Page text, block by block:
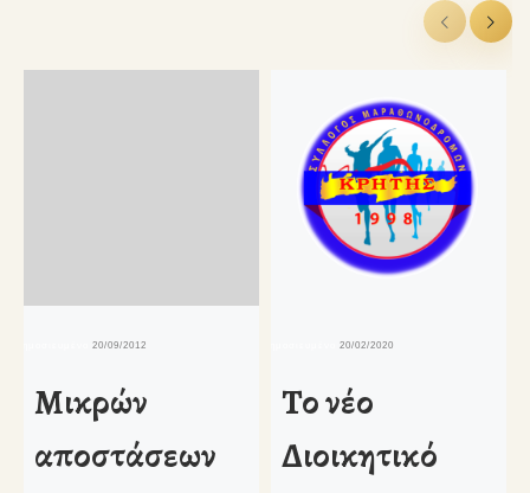
δημοσιευμένο20/09/2012
Μικρών
αποστάσεων
δημοσιευμένο20/02/2020
Το νέο
Διοικητικό